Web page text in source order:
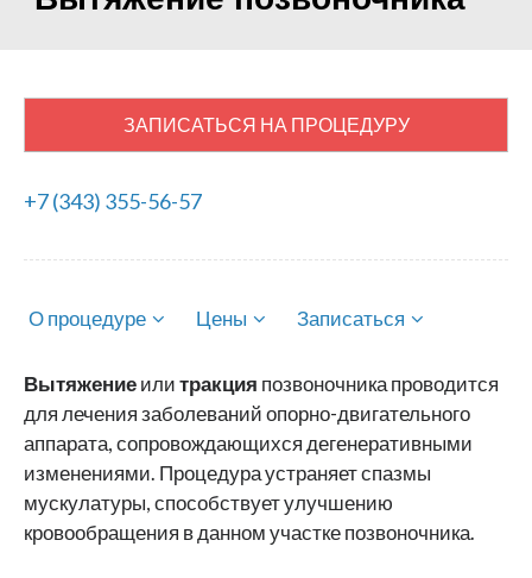
ЗАПИСАТЬСЯ НА ПРОЦЕДУРУ
+7 (343) 355-56-57
О процедуре Цены Записаться
Вытяжение или тракция позвоночника проводится
для лечения заболеваний опорно-двигательного
аппарата, сопровождающихся дегенеративными
изменениями. Процедура устраняет спазмы
мускулатуры, способствует улучшению
кровообращения в данном участке позвоночника.